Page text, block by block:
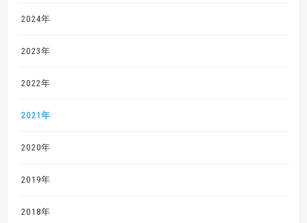
2024年
2023年
2022年
2021年
2020年
2019年
2018年